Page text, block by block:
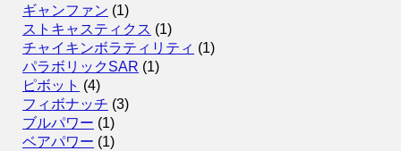
ギャンファン (1)
ストキャスティクス (1)
チャイキンボラティリティ (1)
パラボリックSAR (1)
ピボット (4)
フィボナッチ (3)
ブルパワー (1)
ベアパワー (1)